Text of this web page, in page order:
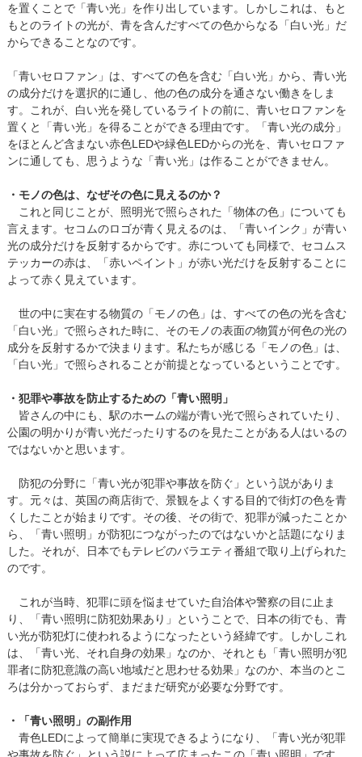
を置くことで「青い光」を作り出しています。しかしこれは、もと
もとのライトの光が、青を含んだすべての色からなる「白い光」だ
からできることなのです。
「青いセロファン」は、すべての色を含む「白い光」から、青い光
の成分だけを選択的に通し、他の色の成分を通さない働きをしま
す。これが、白い光を発しているライトの前に、青いセロファンを
置くと「青い光」を得ることができる理由です。「青い光の成分」
をほとんど含まない赤色LEDや緑色LEDからの光を、青いセロファ
ンに通しても、思うような「青い光」は作ることができません。
・モノの色は、なぜその色に見えるのか？
これと同じことが、照明光で照らされた「物体の色」についても
言えます。セコムのロゴが青く見えるのは、「青いインク」が青い
光の成分だけを反射するからです。赤についても同様で、セコムス
テッカーの赤は、「赤いペイント」が赤い光だけを反射することに
よって赤く見えています。
世の中に実在する物質の「モノの色」は、すべての色の光を含む
「白い光」で照らされた時に、そのモノの表面の物質が何色の光の
成分を反射するかで決まります。私たちが感じる「モノの色」は、
「白い光」で照らされることが前提となっているということです。
・犯罪や事故を防止するための「青い照明」
皆さんの中にも、駅のホームの端が青い光で照らされていたり、
公園の明かりが青い光だったりするのを見たことがある人はいるの
ではないかと思います。
防犯の分野に「青い光が犯罪や事故を防ぐ」という説がありま
す。元々は、英国の商店街で、景観をよくする目的で街灯の色を青
くしたことが始まりです。その後、その街で、犯罪が減ったことか
ら、「青い照明」が防犯につながったのではないかと話題になりま
した。それが、日本でもテレビのバラエティ番組で取り上げられた
のです。
これが当時、犯罪に頭を悩ませていた自治体や警察の目に止ま
り、「青い照明に防犯効果あり」ということで、日本の街でも、青
い光が防犯灯に使われるようになったという経緯です。しかしこれ
は、「青い光、それ自身の効果」なのか、それとも「青い照明が犯
罪者に防犯意識の高い地域だと思わせる効果」なのか、本当のとこ
ろは分かっておらず、まだまだ研究が必要な分野です。
・「青い照明」の副作用
青色LEDによって簡単に実現できるようになり、「青い光が犯罪
や事故を防ぐ」という説によって広まったこの「青い照明」です